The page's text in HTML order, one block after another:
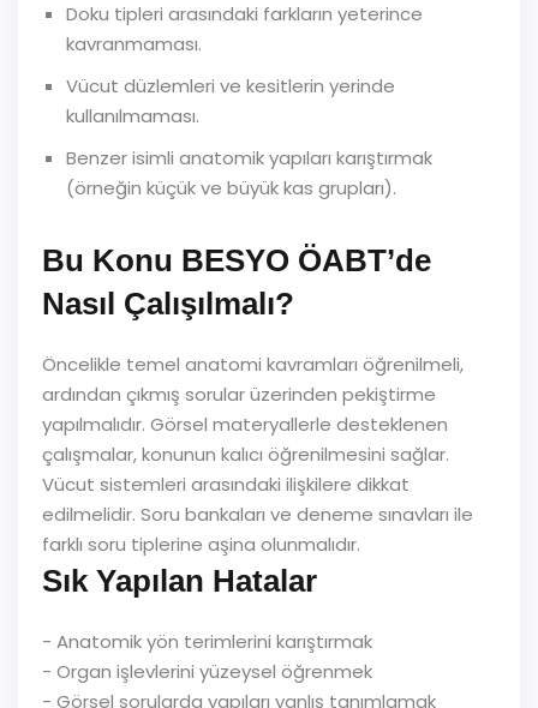
Doku tipleri arasındaki farkların yeterince
kavranmaması.
Vücut düzlemleri ve kesitlerin yerinde
kullanılmaması.
Benzer isimli anatomik yapıları karıştırmak
(örneğin küçük ve büyük kas grupları).
Bu Konu BESYO ÖABT’de
Nasıl Çalışılmalı?
Öncelikle temel anatomi kavramları öğrenilmeli,
ardından çıkmış sorular üzerinden pekiştirme
yapılmalıdır. Görsel materyallerle desteklenen
çalışmalar, konunun kalıcı öğrenilmesini sağlar.
Vücut sistemleri arasındaki ilişkilere dikkat
edilmelidir. Soru bankaları ve deneme sınavları ile
farklı soru tiplerine aşina olunmalıdır.
Sık Yapılan Hatalar
- Anatomik yön terimlerini karıştırmak
- Organ işlevlerini yüzeysel öğrenmek
- Görsel sorularda yapıları yanlış tanımlamak